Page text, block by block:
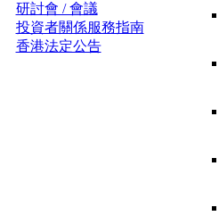
研討會 / 會議
投資者關係服務指南
香港法定公告